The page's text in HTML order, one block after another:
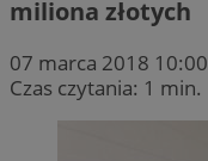
miliona złotych
07 marca 2018 10:00
Czas czytania: 1 min.